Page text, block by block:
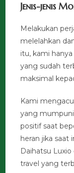
Jenis-jenis
Melakukan
melelahkan
itu, kami
yang sudah
maksimal
Kami
yang
positif saat
heran jika saat
Daihatsu
travel yang